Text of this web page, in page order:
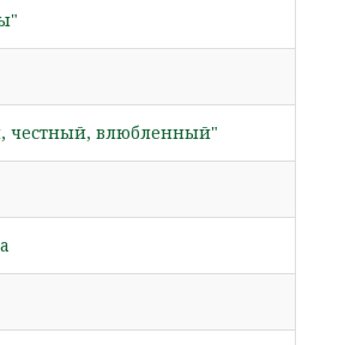
честный, влюбленный"